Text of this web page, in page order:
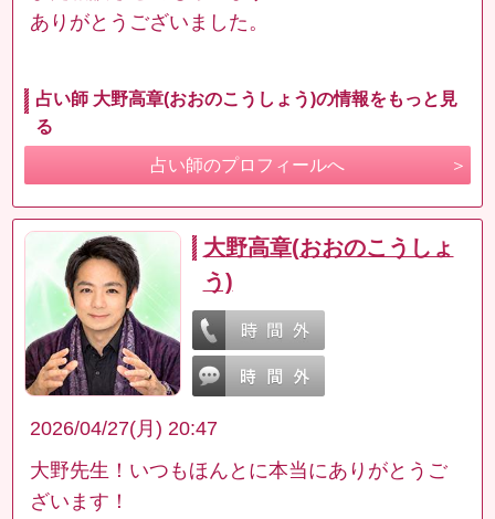
ありがとうございました。
占い師 大野高章(おおのこうしょう)の情報をもっと見
る
占い師のプロフィールへ
大野高章(おおのこうしょ
う)
2026/04/27(月) 20:47
大野先生！いつもほんとに本当にありがとうご
ざいます！